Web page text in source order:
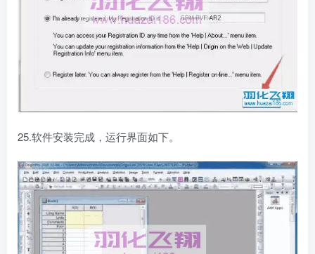
25.软件安装完成，运行界面如下。